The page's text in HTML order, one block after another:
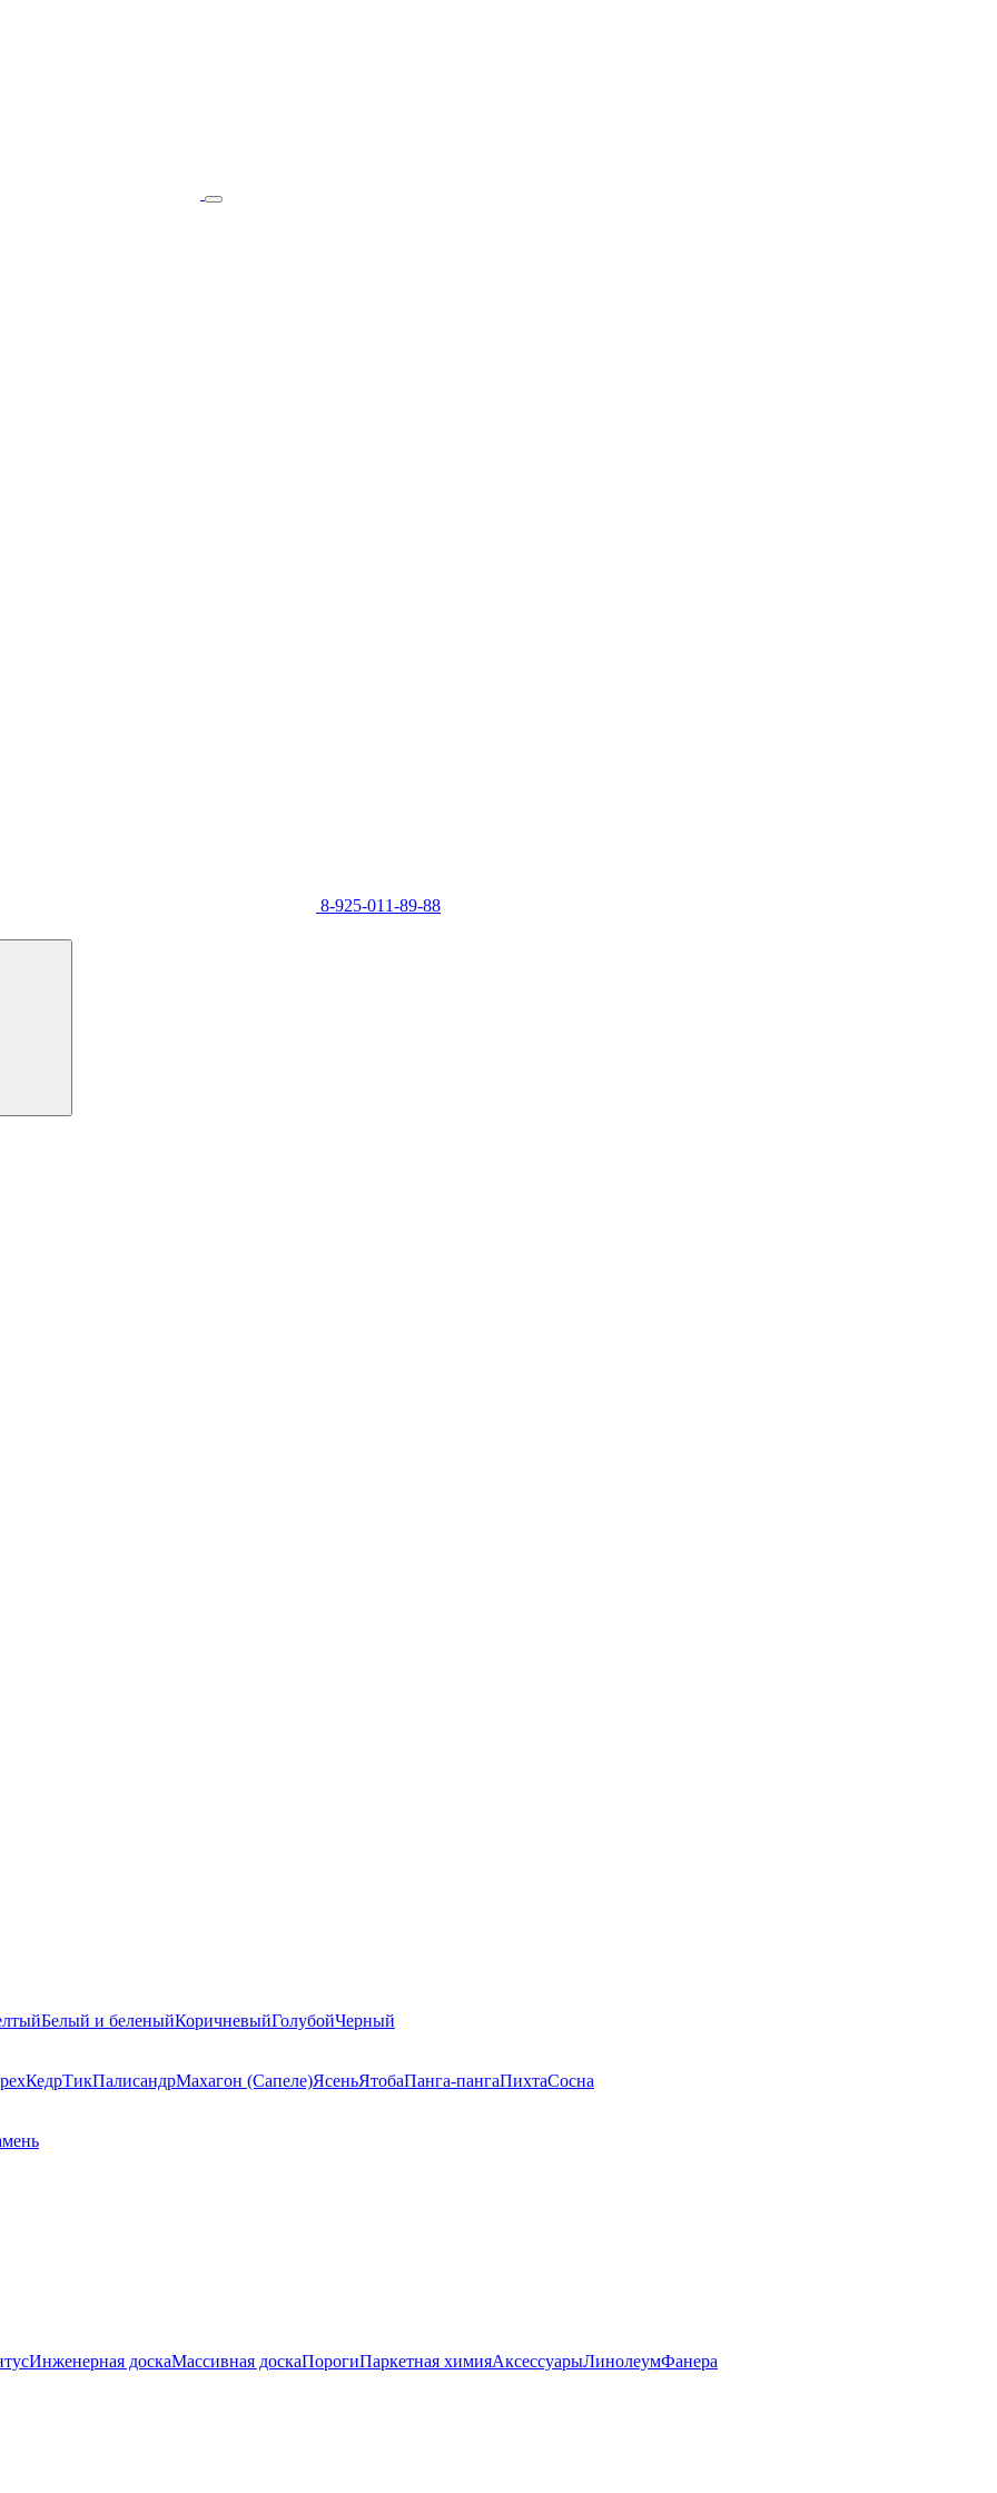
8-925-011-89-88
Белый и беленыйКоричневыйГолубойЧерный
КедрТикПалисандрМахагон (Сапеле)ЯсеньЯтобаПанга-пангаПихтаСосна
Инженерная доскаМассивная доскаПорогиПаркетная химияАксессуарыЛинолеумФанера